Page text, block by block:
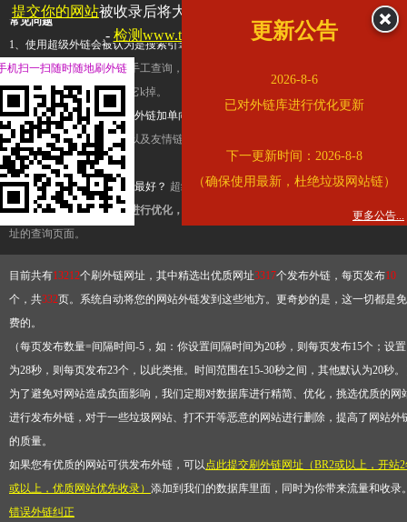
常见问题
1、使用超级外链会被认为是搜索引擎优化作弊吗？ 超级外链只是一个简便而集成
查询工具，模拟的是正常手工查询，不是作弊。如果是作弊，那您可以使用超级外
推广竞争对手的网址，让它k掉。
2、网站优化单纯依靠超级外链加单向链接可行吗？
链，需要结合普通的外链以及友情链接，您可以到站长论坛发布外链，到友情链接
台交换友情链接。
3、如何使用超级外链效果最好？ 超级外链不同于普通的外链，它是动态的链接，
有频繁使用超级外链工具进行优化，才能获得稳定的外链
，最终使搜索引擎收录带
址的查询页面。
目前共有13212个刷外链网址，其中精选出优质网址3317个发布外链，每页发布10
个，共332页。系统自动将您的网站外链发到这些地方。更奇妙的是，这一切都是免
费的。
（每页发布数量=间隔时间-5，如：你设置间隔时间为20秒，则每页发布15个；设置
为28秒，则每页发布23个，以此类推。时间范围在15-30秒之间，其他默认为20秒
为了避免对网站造成负面影响，我们定期对数据库进行精简、优化，挑选优质的网
进行发布外链，对于一些垃圾网站、打不开等恶意的网站进行删除，提高了网站外
的质量。
如果您有优质的网站可供发布外链，可以点此提交刷外链网址（BR2或以上，开站
或以上，优质网站优先收录） 添加到我们的数据库里面，同时为你带来流量和收录
错误外链纠正
提交你的网站被收录后将大幅提升流量和外链，
查看展示页面
- 检测www.tbqjx.com是否收录更新公告
2026-8-6
已对外链库进行优化更新
下一更新时间：2026-8-8
（确保使用最新，杜绝垃圾网站链）
更多公告...
机扫一扫随时随地刷外链